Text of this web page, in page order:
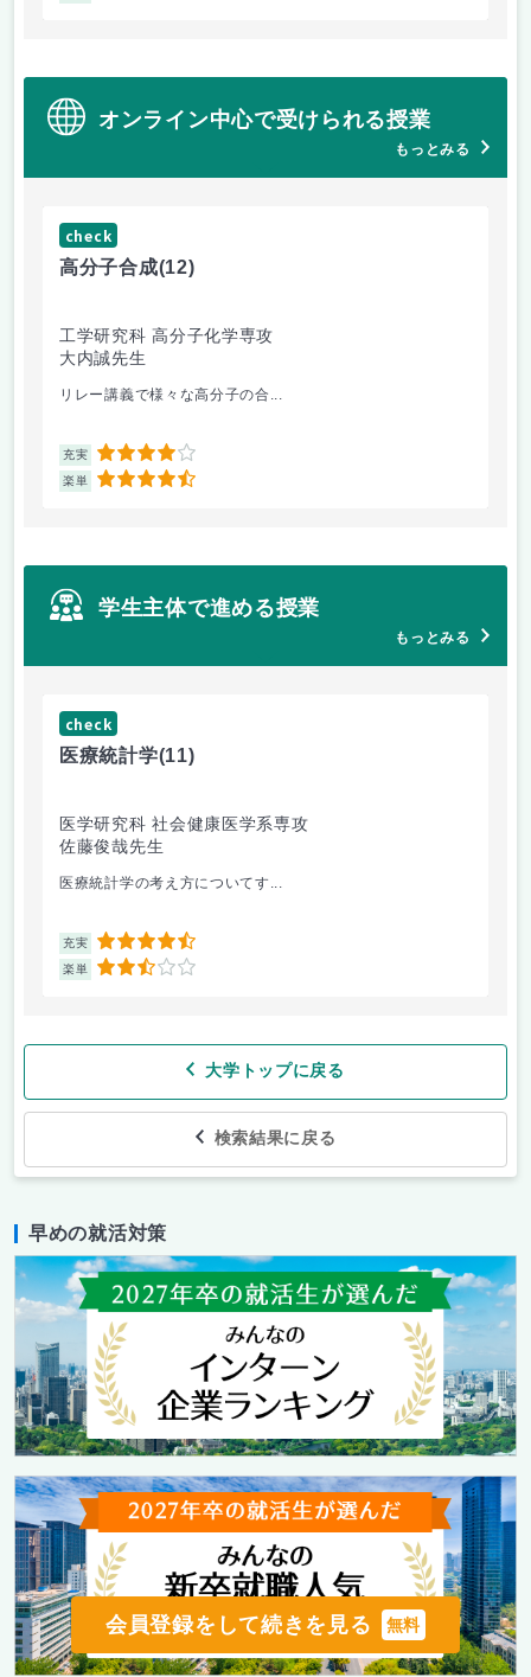
会員登録をして続きを見る 無料
オンライン中心で受けられる授業
もっとみる
check
高分子合成(12)
工学研究科 高分子化学専攻
大内誠先生
リレー講義で様々な高分子の合...
充実 4
楽単 4.5
学生主体で進める授業
もっとみる
check
医療統計学(11)
医学研究科 社会健康医学系専攻
佐藤俊哉先生
医療統計学の考え方についてす...
充実 4.5
楽単 2.5
大学トップに戻る
検索結果に戻る
早めの就活対策